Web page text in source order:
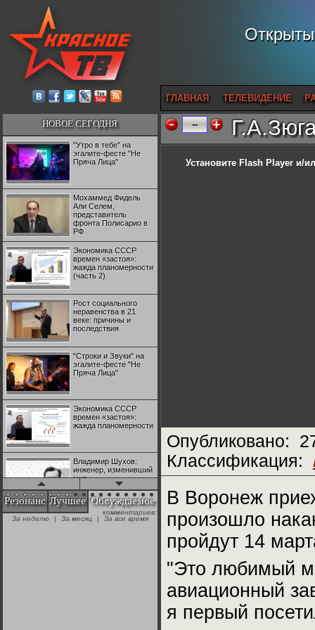
ГЛАВНАЯ ТЕЛЕВИДЕНИЕ
НОВОЕ СЕГОДНЯ
"Утро в тебе" на
эгалите-фесте "Не
Пряча Лица"
Мохаммед Фидель
Али Селем,
представитель
фронта Полисарио в
РФ
Экономика СССР
времен «застоя»:
жажда планомерности
(часть 2)
Рост социального
неравенства в 21
веке: причины и
последствия
"Строки и Звуки" на
эгалите-фесте "Не
Пряча Лица"
Экономика СССР
времен «застоя»:
жажда планомерности
Владимир Шухов:
инженер, изменивший
мир
"Аркадий Коц" на
эгалите-фесте "Не
Резонанс Лучшее Обсуждаемое
комментариев:
За неделю
| За месяц | За все время
--
Установите Flash Player и/
Опубликовано:
Классификация:
В Воронеж
произошло
пройдут 14
"Это любимый
авиационный
я первый